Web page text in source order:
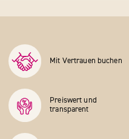
Mit Vertrauen buchen
Preiswert und
transparent